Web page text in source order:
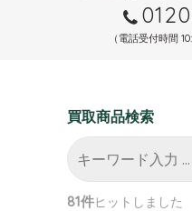
（電話受付時間
買取商品検索
81件ヒットしました